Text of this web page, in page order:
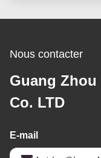
Nous contacter
Guang
Co. LTD
E-mail